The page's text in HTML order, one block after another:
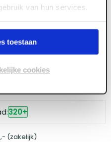
van hun services.
toestaan
cookies
prijzen
je aan voor een
320+
(zakelijk)